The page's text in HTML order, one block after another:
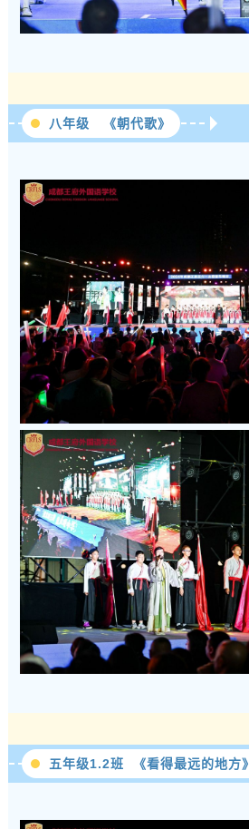
八年级 《朝代歌》
五年级1.2班 《看得最远的地方》